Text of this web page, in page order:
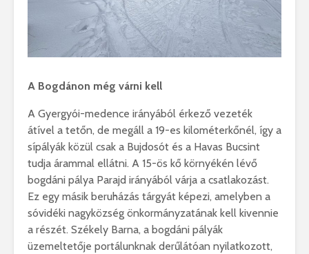
A Bogdánon még várni kell
A Gyergyói-medence irányából érkező vezeték
átível a tetőn, de megáll a 19-es kilométerkőnél, így a
sípályák közül csak a Bujdosót és a Havas Bucsint
tudja árammal ellátni. A 15-ös kő környékén lévő
bogdáni pálya Parajd irányából várja a csatlakozást.
Ez egy másik beruházás tárgyát képezi, amelyben a
sóvidéki nagyközség önkormányzatának kell kivennie
a részét. Székely Barna, a bogdáni pályák
üzemeltetője portálunknak derűlátóan nyilatkozott,